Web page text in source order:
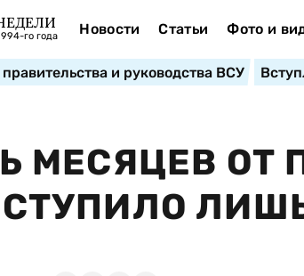
го года Новости Статьи Фото и
и руководства ВСУ
МЕСЯЦЕВ ОТ